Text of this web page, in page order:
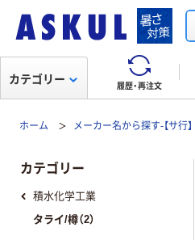
履歴・再注文
カテゴリー
ホーム メーカー名から探す-【サ行】
カテゴリー
積水化学工業
タライ/樽（2）